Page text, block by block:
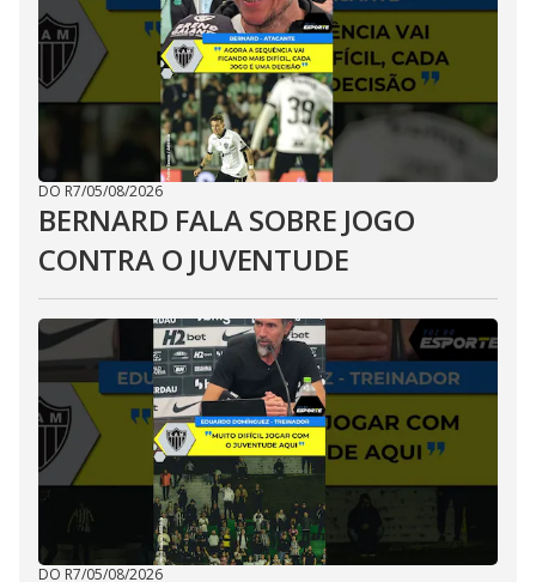
DO R7/05/08/2026
BERNARD FALA SOBRE JOGO
CONTRA O JUVENTUDE
DO R7/05/08/2026